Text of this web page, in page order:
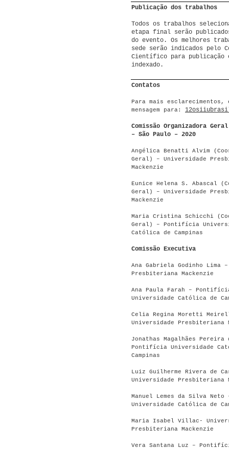
Publicação dos trabalhos
Todos os trabalhos
etapa final serão
do evento. Os melhores
sede serão indicados pelo
Científico para publicação
indexado.
Contatos
Para mais esclarecimentos,
mensagem para:
Comissão Organizadora
– São Paulo – 2020
Angélica Benatti Alvim
Geral) – Universidade
Mackenzie
Eunice Helena S. Abascal
Geral) – Universidade
Mackenzie
Maria Cristina Schicchi
Geral) – Pontifícia
Católica de Campinas
Comissão Executiva
Ana Gabriela Godinho Lima
Presbiteriana Mackenzie
Ana Paula Farah –
Universidade Católica de
Celia Regina Moretti
Universidade Presbiteriana
Jonathas Magalhães
Pontifícia Universidade
Campinas
Luiz Guilherme Rivera de
Universidade Presbiteriana
Manuel Lemes da Silva
Universidade Católica de
Maria Isabel Villac-
Presbiteriana Mackenzie
Vera Santana Luz –